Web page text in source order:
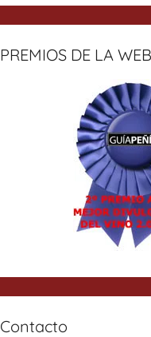
PREMIOS DE LA WEB
Contacto